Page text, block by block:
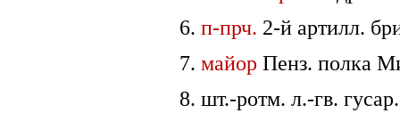
п-прч. 2-й артилл.
майор Пенз. полка
шт.-ротм. л.-гв.